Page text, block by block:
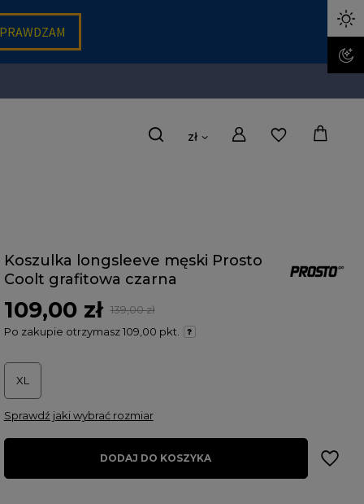
zł
Koszulka longsleeve męski Prosto
Coolt grafitowa czarna
109,00 zł
139,00 zł
Po zakupie otrzymasz109,00 pkt.
XL
Sprawdź jaki wybrać rozmiar
DODAJ DO KOSZYKA